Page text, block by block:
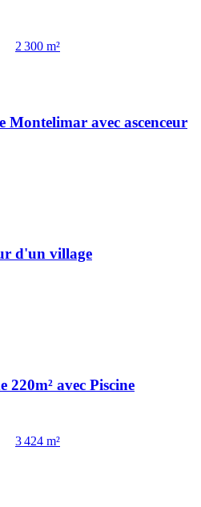
2 300 m²
Montelimar avec ascenceur
d'un village
220m² avec Piscine
3 424 m²